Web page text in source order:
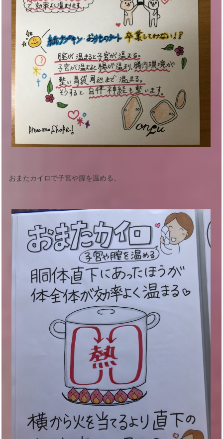
おまたカイロで子宮や膣を温める。